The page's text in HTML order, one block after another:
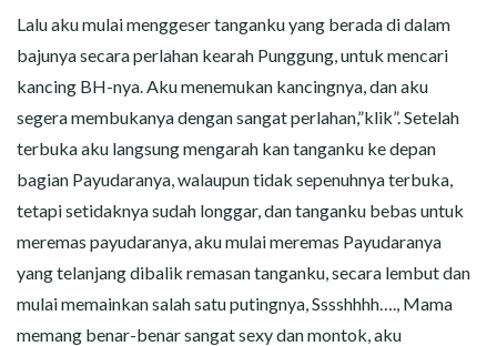
Lalu aku mulai menggeser tanganku yang berada di dalam
bajunya secara perlahan kearah Punggung, untuk mencari
kancing BH-nya. Aku menemukan kancingnya, dan aku
segera membukanya dengan sangat perlahan,”klik”. Setelah
terbuka aku langsung mengarah kan tanganku ke depan
bagian Payudaranya, walaupun tidak sepenuhnya terbuka,
tetapi setidaknya sudah longgar, dan tanganku bebas untuk
meremas payudaranya, aku mulai meremas Payudaranya
yang telanjang dibalik remasan tanganku, secara lembut dan
mulai memainkan salah satu putingnya, Sssshhhh…., Mama
memang benar-benar sangat sexy dan montok, aku